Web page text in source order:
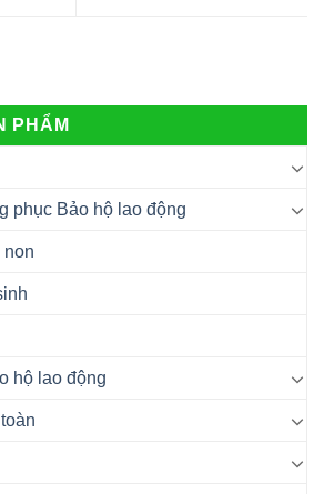
PHẨM
phục Bảo hộ lao động
non
hộ lao động